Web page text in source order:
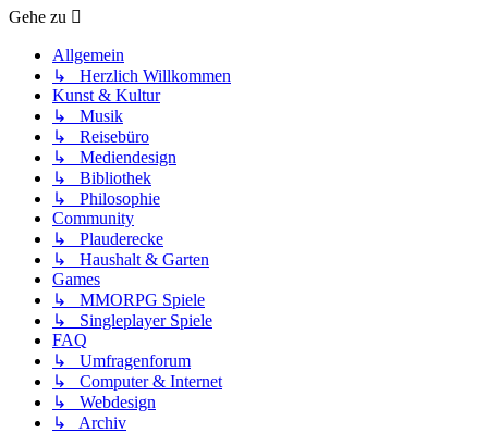
Gehe zu
Allgemein
↳ Herzlich Willkommen
Kunst & Kultur
↳ Musik
↳ Reisebüro
↳ Mediendesign
↳ Bibliothek
↳ Philosophie
Community
↳ Plauderecke
↳ Haushalt & Garten
Games
↳ MMORPG Spiele
↳ Singleplayer Spiele
FAQ
↳ Umfragenforum
↳ Computer & Internet
↳ Webdesign
↳ Archiv